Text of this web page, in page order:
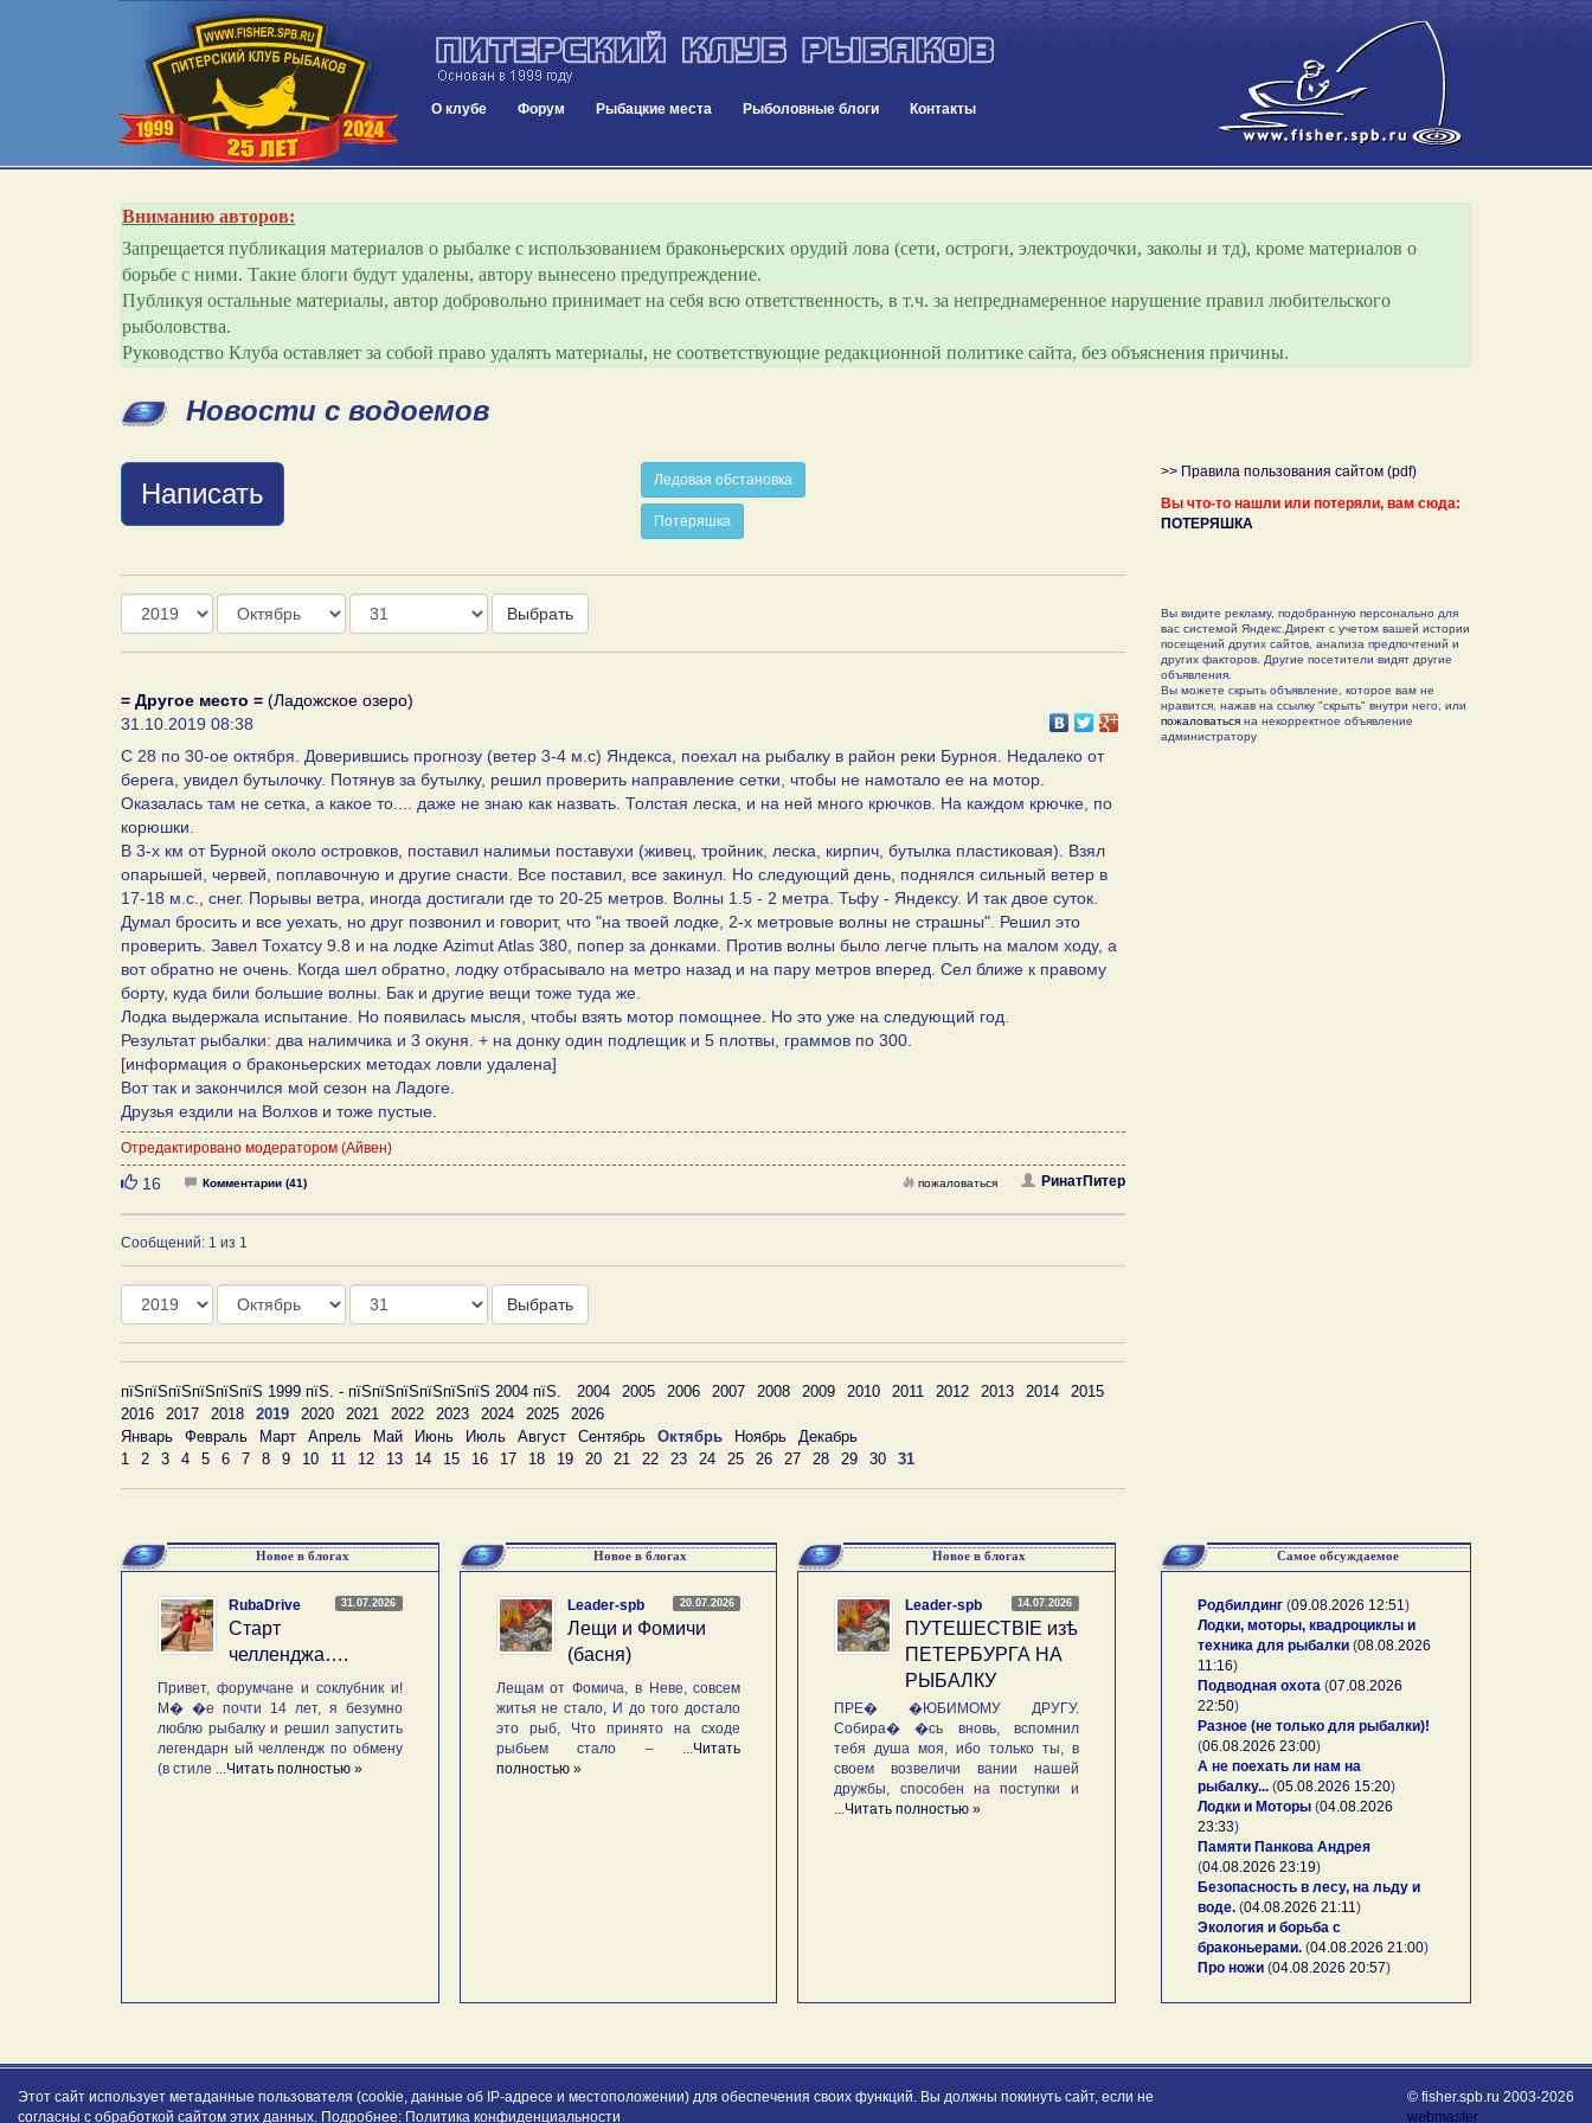
О клубе Форум Рыбацкие места Рыболовные блоги Контакты
Вниманию авторов:
Запрещается публикация материалов о рыбалке с использованием браконьерских орудий лова (сети, остроги, электроудочки, заколы и тд), кроме материалов о
борьбе с ними. Такие блоги будут удалены, автору вынесено предупреждение.
Публикуя остальные материалы, автор добровольно принимает на себя всю ответственность, в т.ч. за непреднамеренное нарушение правил любительского
рыболовства.
Руководство Клуба оставляет за собой право удалять материалы, не соответствующие редакционной политике сайта, без объяснения причины.
Новости с водоемов
Написать Ледовая обстановка
Потеряшка
Год Месяц День
Выбрать
= Другое место = (Ладожское озеро)
31.10.2019 08:38
С 28 по 30-ое октября. Доверившись прогнозу (ветер 3-4 м.с) Яндекса, поехал на рыбалку в район реки Бурноя. Недалеко от
берега, увидел бутылочку. Потянув за бутылку, решил проверить направление сетки, чтобы не намотало ее на мотор.
Оказалась там не сетка, а какое то.... даже не знаю как назвать. Толстая леска, и на ней много крючков. На каждом крючке, по
корюшки.
В 3-х км от Бурной около островков, поставил налимьи поставухи (живец, тройник, леска, кирпич, бутылка пластиковая). Взял
опарышей, червей, поплавочную и другие снасти. Все поставил, все закинул. Но следующий день, поднялся сильный ветер в
17-18 м.с., снег. Порывы ветра, иногда достигали где то 20-25 метров. Волны 1.5 - 2 метра. Тьфу - Яндексу. И так двое суток.
Думал бросить и все уехать, но друг позвонил и говорит, что "на твоей лодке, 2-х метровые волны не страшны". Решил это
проверить. Завел Тохатсу 9.8 и на лодке Azimut Atlas 380, попер за донками. Против волны было легче плыть на малом ходу, а
вот обратно не очень. Когда шел обратно, лодку отбрасывало на метро назад и на пару метров вперед. Сел ближе к правому
борту, куда били большие волны. Бак и другие вещи тоже туда же.
Лодка выдержала испытание. Но появилась мысля, чтобы взять мотор помощнее. Но это уже на следующий год.
Результат рыбалки: два налимчика и 3 окуня. + на донку один подлещик и 5 плотвы, граммов по 300.
[информация о браконьерских методах ловли удалена]
Вот так и закончился мой сезон на Ладоге.
Друзья ездили на Волхов и тоже пустые.
Отредактировано модератором (Айвен)
Нравится
16 Комментарии (41) РинатПитер
пожаловаться
Сообщений: 1 из 1
Год Месяц День
Выбрать
пїЅпїЅпїЅпїЅпїЅпїЅ 1999 пїЅ. - пїЅпїЅпїЅпїЅпїЅпїЅ 2004 пїЅ. 2004 2005 2006 2007 2008 2009 2010 2011 2012 2013 2014
2015
2016
2017 2018 2019 2020 2021 2022 2023 2024 2025
2026
Январь
Февраль Март Апрель Май Июнь Июль Август Сентябрь Октябрь Ноябрь
Декабрь
1
2 3 4 5 6 7 8 9 10 11 12 13 14 15 16 17 18 19 20 21 22 23 24 25 26 27 28 29 30 31
>> Правила пользования сайтом (pdf)
Вы что-то нашли или потеряли, вам сюда:
ПОТЕРЯШКА
Вы видите рекламу, подобранную персонально для
вас системой Яндекс.Директ с учетом вашей истории
посещений других сайтов, анализа предпочтений и
других факторов. Другие посетители видят другие
объявления.
Вы можете скрыть объявление, которое вам не
нравится, нажав на ссылку "скрыть" внутри него, или
пожаловатьсяна некорректное объявление
администратору
Новое в блогах
31.07.2026
RubaDrive
Старт
челленджа….
Привет, форумчане и соклубник и!
М� �е почти 14 лет, я безумно
люблю рыбалку и решил запустить
легендарн ый челлендж по обмену
(в стиле ...Читать полностью »
Новое в блогах
20.07.2026
Leader-spb
Лещи и Фомичи
(басня)
Лещам от Фомича, в Неве, совсем
житья не стало, И до того достало
это рыб, Что принято на сходе
рыбьем стало – ...Читать
полностью »
Новое в блогах
14.07.2026
Leader-spb
ПУТЕШЕСТВIE изѣ
ПЕТЕРБУРГА НА
РЫБАЛКУ
ПРЕ� �ЮБИМОМУ ДРУГУ.
Собира� �сь вновь, вспомнил
тебя душа моя, ибо только ты, в
своем возвеличи вании нашей
дружбы, способен на поступки и
...Читать полностью »
Самое обсуждаемое
Родбилдинг(09.08.2026 12:51)
Лодки, моторы, квадроциклы и
техника для рыбалки(08.08.2026
11:16)
Подводная охота(07.08.2026
22:50)
Разное (не только для рыбалки)!
(06.08.2026 23:00)
А не поехать ли нам на
рыбалку...(05.08.2026 15:20)
Лодки и Моторы(04.08.2026
23:33)
Памяти Панкова Андрея
(04.08.2026 23:19)
Безопасность в лесу, на льду и
воде.(04.08.2026 21:11)
Экология и борьба с
браконьерами.(04.08.2026 21:00)
Про ножи(04.08.2026 20:57)
Этот сайт использует метаданные пользователя (cookie, данные об IP-адресе и местоположении) для обеспечения своих функций. Вы должны покинуть сайт, если не
согласны с обработкой сайтом этих данных. Подробнее: Политика конфиденциальности
© fisher.spb.ru 2003-2026
webmaster